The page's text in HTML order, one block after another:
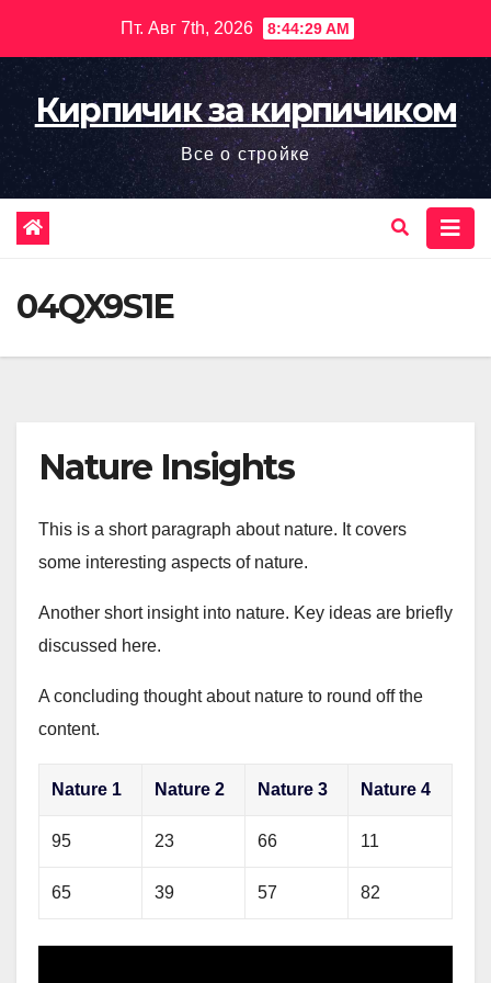
содержимому
Пт. Авг 7th, 2026 8:44:31 AM
Кирпичик за кирпичиком
Все о стройке
04QX9S1E
Nature Insights
This is a short paragraph about nature. It covers
some interesting aspects of nature.
Another short insight into nature. Key ideas are briefly
discussed here.
A concluding thought about nature to round off the
content.
Nature 1 Nature 2 Nature 3 Nature 4
95 23 66 11
65 39 57 82